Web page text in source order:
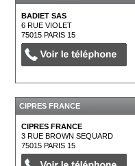
BADIET SAS
6 RUE VIOLET
75015PARIS 15
CIPRES FRANCE
CIPRES FRANCE
3 RUE BROWN SEQUARD
75015PARIS 15